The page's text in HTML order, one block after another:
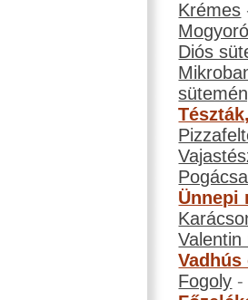
Krémes
Diós
Pogácsa
Ünnepi
Valentin
Vadhús
Fogoly